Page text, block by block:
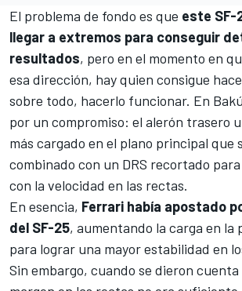
El problema de fondo es que este SF-
llegar a extremos para conseguir
resultados, pero en el momento en
esa dirección, hay quien consigue
sobre todo, hacerlo funcionar. En
por un compromiso: el alerón trasero
más cargado en el plano principal que
combinado con un DRS recortado
con la velocidad en las rectas.
En esencia, Ferrari había apostado
del SF-25, aumentando la carga en la
para lograr una mayor estabilidad en
Sin embargo, cuando se dieron cuenta